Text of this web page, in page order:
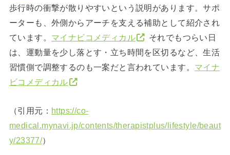
歩行時の衝撃が散りやすいという説明があります。サポ
ーターも、外側からアーチを支える補助として紹介され
ています。 マイナビコメディカル
それでもつらい日
は、運動量を少し落とす・立ち時間を区切るなど、生活
習慣側で調整するのも一案だと言われています。 マイナ
ビコメディカル
（引用元： https://co-
medical.mynavi.jp/contents/therapistplus/lifestyle/beaut
y/23377/）